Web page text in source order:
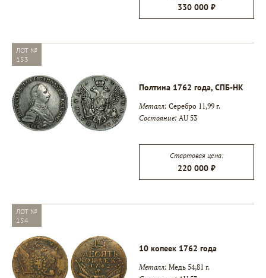
330 000 ₽
ЛОТ №
153
Полтина 1762 года, СПБ-НК
Металл: Серебро 11,99 г.
Состояние: AU 53
Стартовая цена:
220 000 ₽
ЛОТ №
154
10 копеек 1762 года
Металл: Медь 54,81 г.